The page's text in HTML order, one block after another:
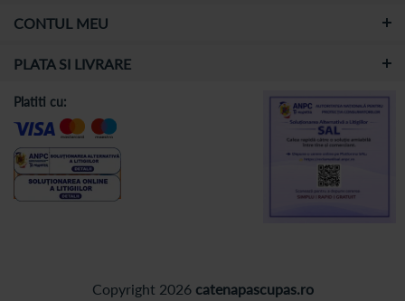
CONTUL MEU
PLATA SI LIVRARE
Copyright 2026 catenapascupas.ro
Platiti cu: